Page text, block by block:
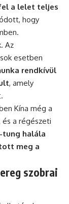
a lelet teljes
hogy
Az
esetben
rendkívül
, amely
Kína még a
a régészeti
tung halála
meg a
szobrai